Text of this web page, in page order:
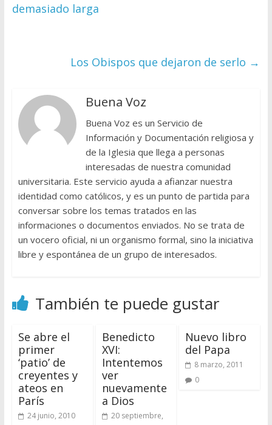
demasiado larga
Los Obispos que dejaron de serlo →
Buena Voz
Buena Voz es un Servicio de
Información y Documentación religiosa y
de la Iglesia que llega a personas
interesadas de nuestra comunidad
universitaria. Este servicio ayuda a afianzar nuestra
identidad como católicos, y es un punto de partida para
conversar sobre los temas tratados en las
informaciones o documentos enviados. No se trata de
un vocero oficial, ni un organismo formal, sino la iniciativa
libre y espontánea de un grupo de interesados.
También te puede gustar
Se abre el
primer
‘patio’ de
creyentes y
ateos en
París
24 junio, 2010
Benedicto
XVI:
Intentemos
ver
nuevamente
a Dios
20 septiembre,
Nuevo libro
del Papa
8 marzo, 2011
0